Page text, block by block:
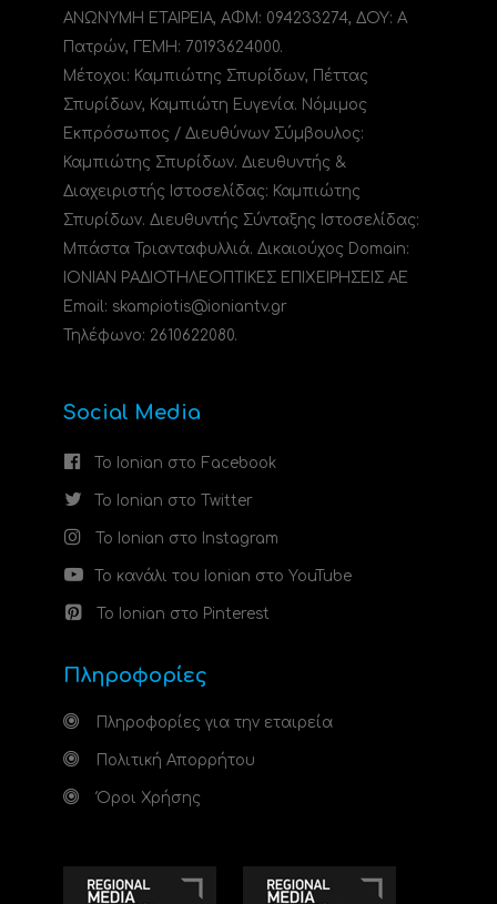
ΑΝΩΝΥΜΗ ΕΤΑΙΡΕΙΑ, ΑΦΜ: 094233274, ΔΟΥ: A
Πατρών, ΓΕΜΗ: 70193624000.
Μέτοχοι: Καμπιώτης Σπυρίδων, Πέττας
Σπυρίδων, Καμπιώτη Ευγενία. Νόμιμος
Εκπρόσωπος / Διευθύνων Σύμβουλος:
Καμπιώτης Σπυρίδων. Διευθυντής &
Διαχειριστής Ιστοσελίδας: Καμπιώτης
Σπυρίδων. Διευθυντής Σύνταξης Ιστοσελίδας:
Μπάστα Τριανταφυλλιά. Δικαιούχος Domain:
ΙΟΝΙΑΝ ΡΑΔΙΟΤΗΛΕΟΠΤΙΚΕΣ ΕΠΙΧΕΙΡΗΣΕΙΣ ΑΕ
Email: skampiotis@ioniantv.gr
Τηλέφωνο: 2610622080.
Social Media
Το Ionian στο Facebook
Το Ionian στο Twitter
Το Ionian στο Instagram
Το κανάλι του Ionian στο YouTube
Το Ionian στο Pinterest
Πληροφορίες
Πληροφορίες για την εταιρεία
Πολιτική Απορρήτου
Όροι Χρήσης